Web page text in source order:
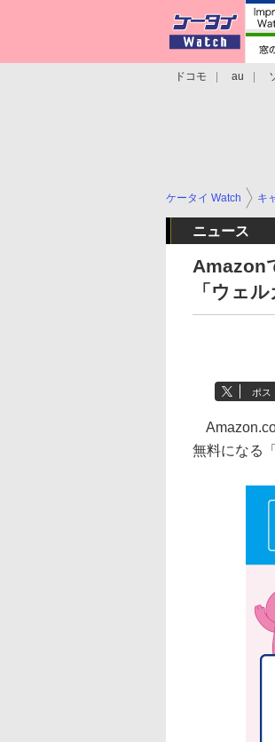
ドコモ au
ケータイ Watch キ
ニュース
Amazon
「ウェ
ポス
無料になる